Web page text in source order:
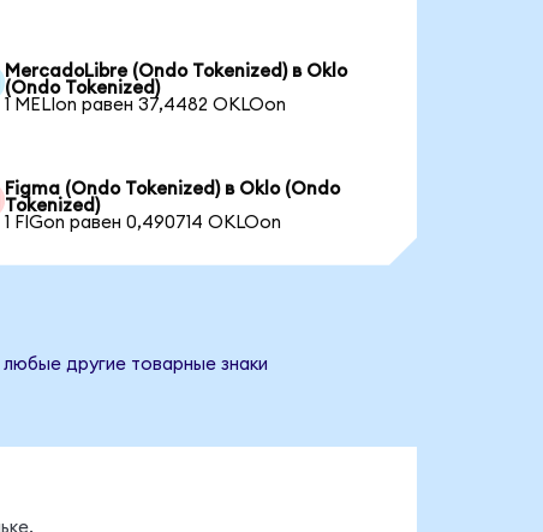
MercadoLibre (Ondo Tokenized) в Oklo
(Ondo Tokenized)
1 MELIon равен 37,4482 OKLOon
Figma (Ondo Tokenized) в Oklo (Ondo
Tokenized)
1 FIGon равен 0,490714 OKLOon
другие товарные знаки